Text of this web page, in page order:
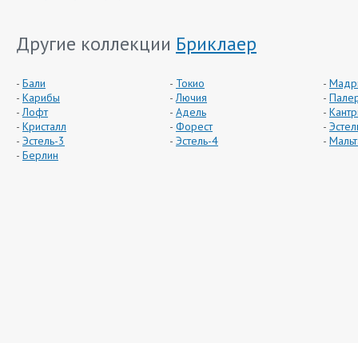
Другие коллекции Бриклаер
Бали Токио
Карибы
Лючия
Лофт
Адель
Кристалл
Форест
Эстель-3
Эстель-4
Берлин